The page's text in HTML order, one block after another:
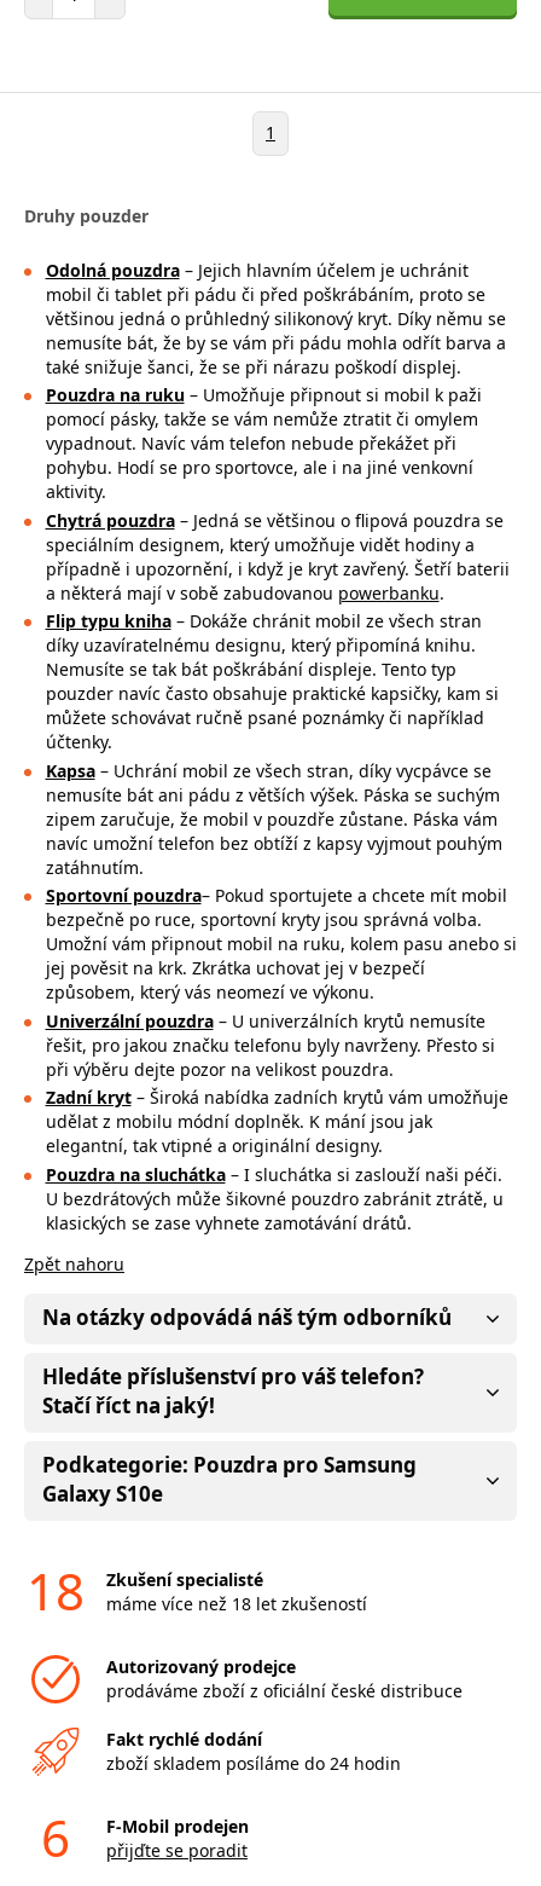
1
Druhy pouzder
Odolná pouzdra– Jejich hlavním účelem je uchránit
mobil či tablet při pádu či před poškrábáním, proto se
většinou jedná o průhledný silikonový kryt. Díky němu se
nemusíte bát, že by se vám při pádu mohla odřít barva a
také snižuje šanci, že se při nárazu poškodí displej.
Pouzdra na ruku– Umožňuje připnout si mobil k paži
pomocí pásky, takže se vám nemůže ztratit či omylem
vypadnout. Navíc vám telefon nebude překážet při
pohybu. Hodí se pro sportovce, ale i na jiné venkovní
aktivity.
Chytrá pouzdra– Jedná se většinou o flipová pouzdra se
speciálním designem, který umožňuje vidět hodiny a
případně i upozornění, i když je kryt zavřený. Šetří baterii
a některá mají v sobě zabudovanou powerbanku.
Flip typu kniha– Dokáže chránit mobil ze všech stran
díky uzavíratelnému designu, který připomíná knihu.
Nemusíte se tak bát poškrábání displeje. Tento typ
pouzder navíc často obsahuje praktické kapsičky, kam si
můžete schovávat ručně psané poznámky či například
účtenky.
Kapsa– Uchrání mobil ze všech stran, díky vycpávce se
nemusíte bát ani pádu z větších výšek. Páska se suchým
zipem zaručuje, že mobil v pouzdře zůstane. Páska vám
navíc umožní telefon bez obtíží z kapsy vyjmout pouhým
zatáhnutím.
Sportovní pouzdra– Pokud sportujete a chcete mít mobil
bezpečně po ruce, sportovní kryty jsou správná volba.
Umožní vám připnout mobil na ruku, kolem pasu anebo si
jej pověsit na krk. Zkrátka uchovat jej v bezpečí
způsobem, který vás neomezí ve výkonu.
Univerzální pouzdra – U univerzálních krytů nemusíte
řešit, pro jakou značku telefonu byly navrženy. Přesto si
při výběru dejte pozor na velikost pouzdra.
Zadní kryt– Široká nabídka zadních krytů vám umožňuje
udělat z mobilu módní doplněk. K mání jsou jak
elegantní, tak vtipné a originální designy.
Pouzdra na sluchátka– I sluchátka si zaslouží naši péči.
U bezdrátových může šikovné pouzdro zabránit ztrátě, u
klasických se zase vyhnete zamotávání drátů.
Zpět nahoru
Na otázky odpovádá náš tým odborníků
Hledáte příslušenství pro váš telefon?
Stačí říct na jaký!
Podkategorie: Pouzdra pro Samsung
Galaxy S10e
18
Zkušení specialisté
máme více než 18 let zkušeností
Autorizovaný prodejce
prodáváme zboží z oficiální české distribuce
Fakt rychlé dodání
zboží skladem posíláme do 24 hodin
6
F-Mobil prodejen
přijďte se poradit